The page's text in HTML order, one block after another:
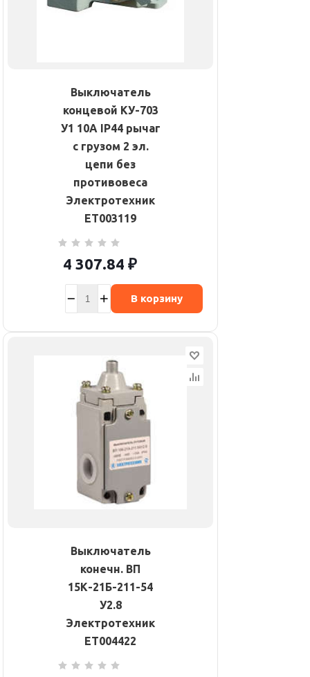
Выключатель
концевой КУ-703
У1 10А IP44 рычаг
с грузом 2 эл.
цепи без
противовеса
Электротехник
ET003119
4 307.84 ₽
В корзину
Выключатель
конечн. ВП
15К-21Б-211-54
У2.8
Электротехник
ET004422